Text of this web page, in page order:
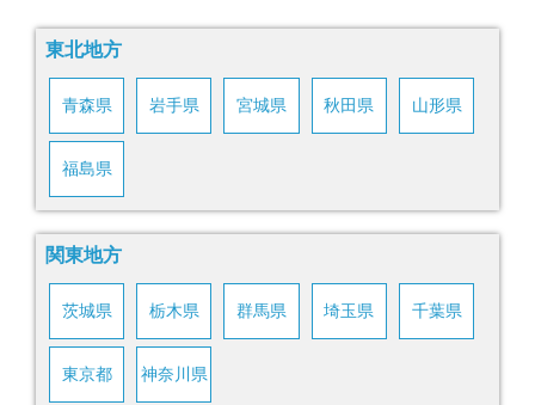
東北地方
青森県 岩手県 宮城県 秋田県 山形県
福島県
関東地方
茨城県 栃木県 群馬県 埼玉県 千葉県
東京都 神奈川県